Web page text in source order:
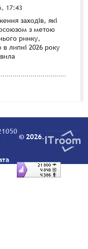
17:43
заходів, які
з метою
ринку,
липні 2026 року
© 2026.